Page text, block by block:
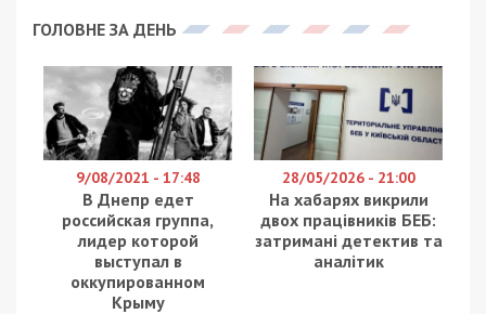
ГОЛОВНЕ ЗА ДЕНЬ
9/08/2021 - 17:48
В Днепр едет
российская группа,
лидер которой
выступал в
оккупированном
Крыму
28/05/2026 - 21:00
На хабарях викрили
двох працівників БЕБ:
затримані детектив та
аналітик